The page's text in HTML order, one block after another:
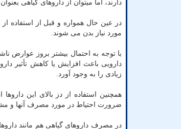
دارند، اما میتوان از داروهای گیاهی
در عین حال همواره و قبل از استفاده
مورد نیاز بدن می شوند.
با توجه به احتمال بیشتر بروز عوارض
دارویی باعث افزایش یا کاهش تأثیر
زیادی را به وجود آورد.
همچنین استفاده از دز بالای این
ضرورت احتیاط در مورد مصرف آنها و
در مصرف داروهای گیاهی هم مانند